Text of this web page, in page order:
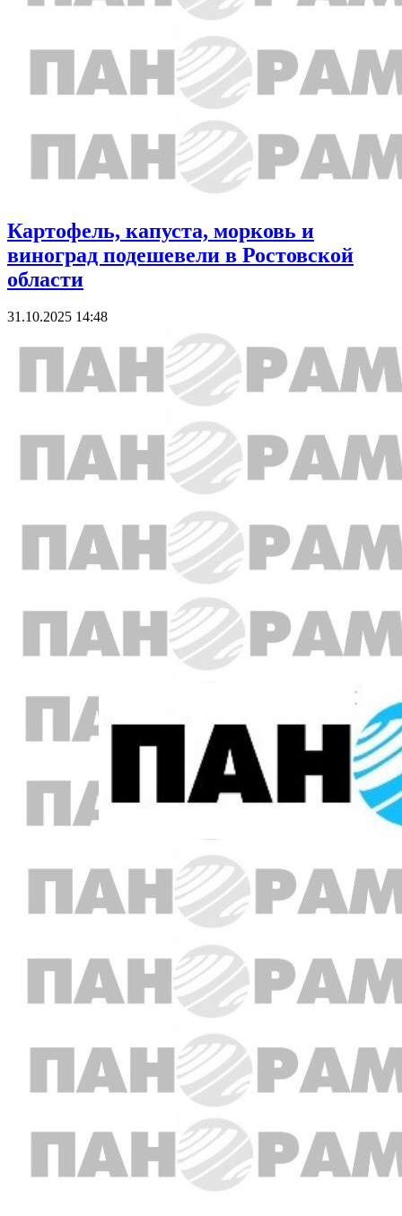
Картофель, капуста, морковь и
виноград подешевели в Ростовской
области
31.10.2025 14:48